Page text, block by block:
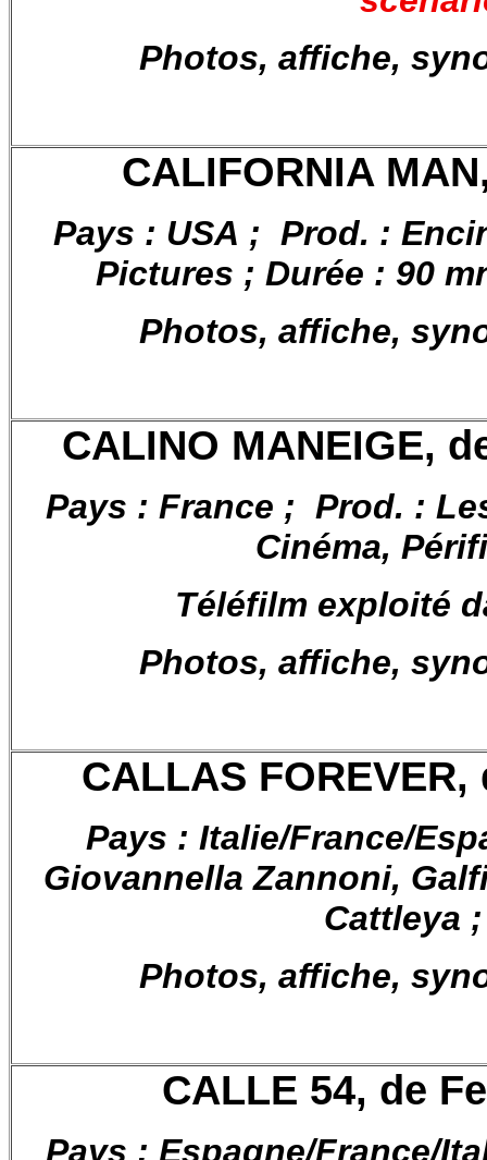
Photos, affiche,
CALIFORNIA
Pays : USA ; Prod. :
Pictures ; Durée : 90
Photos, affiche,
CALINO MANEIGE,
Pays : France ; Prod. :
Cinéma,
Téléfilm exploité
Photos, affiche,
CALLAS
Pays : Italie/France/
Giovannella Zannoni,
Cattleya
Photos, affiche,
CALLE 54, de
Pays : Espagne/France/